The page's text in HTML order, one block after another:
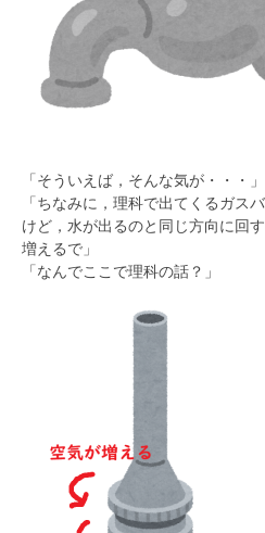
「そういえば，そんな気が・・・」
「ちなみに，理科で出てくるガス
けど，水が出るのと同じ方向に回
増えるで」
「なんでここで理科の話？」